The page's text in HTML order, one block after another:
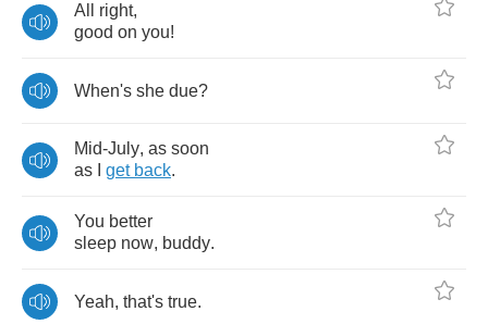
All right,
good on you!
When's she due?
Mid-July, as soon
as
get back.
You better
sleep now, buddy.
Yeah, that's true.